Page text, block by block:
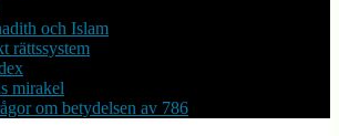
och Islam
rättssystem
mirakel
om betydelsen av 786